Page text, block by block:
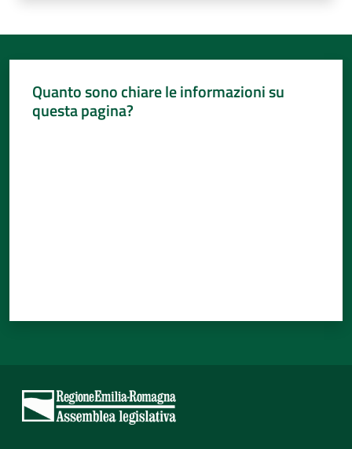
Quanto sono chiare le informazioni su
questa pagina?